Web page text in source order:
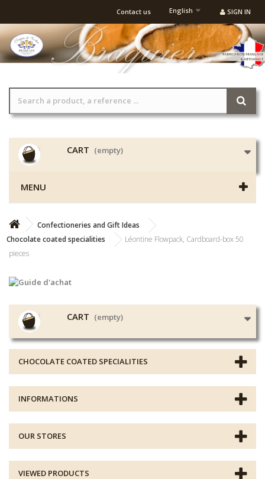
SIGN IN
English
Contact us
CART (empty)
MENU
Confectioneries and Gift Ideas
Chocolate coated specialities
Léontine Flowpack, Cardboard-box 50
pieces
CART (empty)
CHOCOLATE COATED SPECIALITIES
INFORMATIONS
OUR STORES
VIEWED PRODUCTS